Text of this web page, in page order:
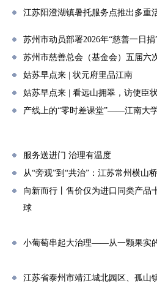
江苏阳澄湖镇暑托服务点推出多重
苏州市动员部署2026年“慈善一日捐
苏州市慈善总会（基金会）五届六
姑苏早点来 | 状元府里品江南
姑苏早点来 | 看远山拥翠，访使臣
产线上的“零时差课堂”——江南大
服务送进门 治理有温度
从“旁观”到“共治”：江苏常州横山
向新而行丨售价仅为进口同类产品
球
小葡萄串起大治理——从一颗果实
江苏省泰州市靖江城北园区、孤山